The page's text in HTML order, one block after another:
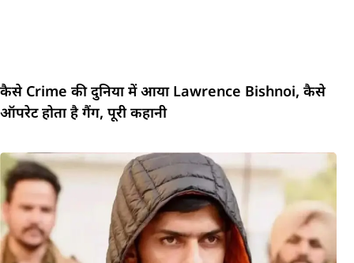
कैसे Crime की दुनिया में आया Lawrence Bishnoi, कैसे
ऑपरेट होता है गैंग, पूरी कहानी